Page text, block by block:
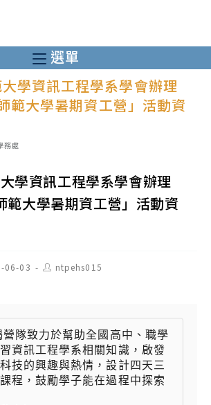
選單
學資訊工程學系學會辦理
範大學暑期資工營」活動資
務處
學資訊工程學系學會辦理
範大學暑期資工營」活動資
06-03
Post
author:
ntpehs015
隊致力於幫助全國高中、職學
資訊工程學系相關知識，啟發
技的興趣與熱情，設計四天三
程，鼓勵學子能在過程中探索